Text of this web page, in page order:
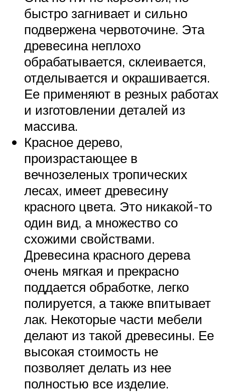
быстро загнивает и сильно
подвержена червоточине. Эта
древесина неплохо
обрабатывается, склеивается,
отделывается и окрашивается.
Ее применяют в резных работах
и изготовлении деталей из
массива.
Красное дерево,
произрастающее в
вечнозеленых тропических
лесах, имеет древесину
красного цвета. Это никакой-то
один вид, а множество со
схожими свойствами.
Древесина красного дерева
очень мягкая и прекрасно
поддается обработке, легко
полируется, а также впитывает
лак. Некоторые части мебели
делают из такой древесины. Ее
высокая стоимость не
позволяет делать из нее
полностью все изделие.